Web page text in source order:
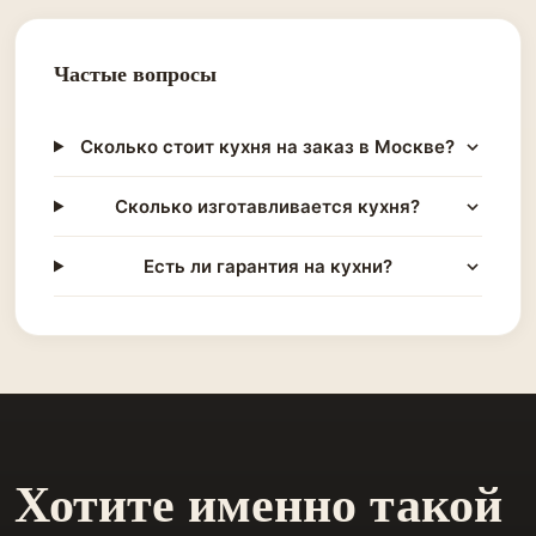
Частые вопросы
Сколько стоит кухня на заказ в Москве?
Сколько изготавливается кухня?
Есть ли гарантия на кухни?
Хотите именно такой